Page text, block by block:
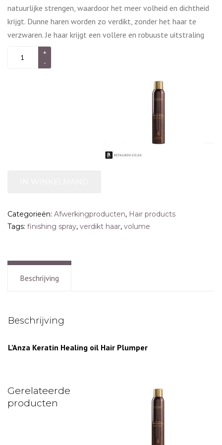
natuurlijke strengen, waardoor het meer volheid en dichtheid
krijgt. Dunne haren worden zo verdikt, zonder het haar te
verzwaren. Je haar krijgt een vollere en robuuste uitstraling
Categorieën: Afwerkingproducten, Hair products
Tags: finishing spray, verdikt haar, volume
Beschrijving
Beschrijving
L’Anza Keratin Healing oil Hair Plumper
Gerelateerde
producten